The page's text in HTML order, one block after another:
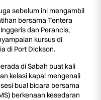
sebelum ini mengambil
bersama Tentera
dan Perancis,
kursus di
di Port Dickson.
di Sabah buat kali
kelasi kapal mengenali
bual bicara bersama
berkenaan kesedaran